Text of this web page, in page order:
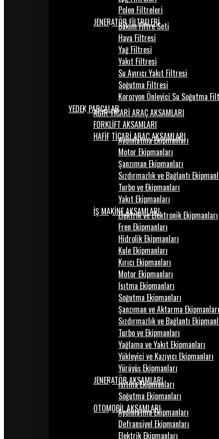
Polen Filtreleri
JENERATÖR FİLTRELERİ
Bakım Filtre Seti
Hava Filtresi
Yağ Filtresi
Yakıt Filtresi
Su Ayırıcı Yakıt Filtresi
Soğutma Filtresi
Korozyon Önleyici Su Soğutma
YEDEK PARÇALARAĞIR TİCARİ ARAÇ AKSAMLARI
FORKLİFT AKSAMLARI
HAFİF TİCARİ ARAÇ AKSAMLARI
Aydınlatma Ekipmanları
Motor Ekipmanları
Şanzıman Ekipmanları
Sızdırmazlık ve Bağlantı
Turbo ve Ekipmanları
Yakıt Ekipmanları
İŞ MAKİNE AKSAMLARI
Elektrik ve Elektronik Ekipmanları
Fren Ekipmanları
Hidrolik Ekipmanları
Kule Ekipmanları
Kırıcı Ekipmanları
Motor Ekipmanları
Isıtma Ekipmanları
Soğutma Ekipmanları
Şanzıman ve Aktarma Ekipmanları
Sızdırmazlık ve Bağlantı
Turbo ve Ekipmanları
Yağlama ve Yakıt Ekipmanları
Yükleyici ve Kazıyıcı Ekipmanları
Yürüyüş Ekipmanları
JENERATÖR AKSAMLARI
Isıtma Ekipmanları
Soğutma Ekipmanları
OTOMOBİL AKSAMLARI
Aydınlatma Ekipmanları
Defransiyel Ekipmanları
Elektrik Ekipmanları